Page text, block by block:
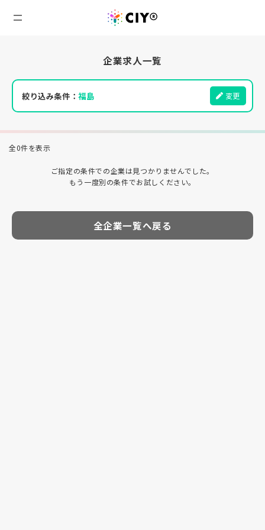
企業求人一覧
絞り込み条件：福島 変更
全0件を表示
ご指定の条件での企業は見つかりませんでした。
もう一度別の条件でお試しください。
全企業一覧へ戻る